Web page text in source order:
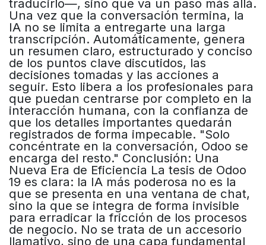
traducirlo—, sino que va un paso más allá.
Una vez que la conversación termina, la
IA no se limita a entregarte una larga
transcripción. Automáticamente, genera
un resumen claro, estructurado y conciso
de los puntos clave discutidos, las
decisiones tomadas y las acciones a
seguir. Esto libera a los profesionales para
que puedan centrarse por completo en la
interacción humana, con la confianza de
que los detalles importantes quedarán
registrados de forma impecable. "Solo
concéntrate en la conversación, Odoo se
encarga del resto." Conclusión: Una
Nueva Era de Eficiencia La tesis de Odoo
19 es clara: la IA más poderosa no es la
que se presenta en una ventana de chat,
sino la que se integra de forma invisible
para erradicar la fricción de los procesos
de negocio. No se trata de un accesorio
llamativo, sino de una capa fundamental